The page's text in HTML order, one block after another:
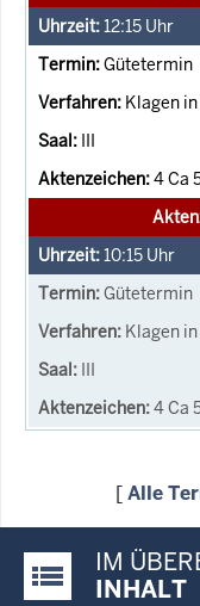
12:15 Uhr
Gütetermin
Klagen
III
4 Ca
10:15 Uhr
Gütetermin
Klagen
III
4 Ca
[Alle
Justiz-Portal im
IM
INHALT